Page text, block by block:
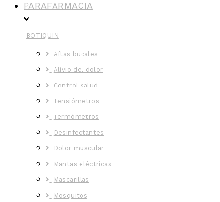
PARAFARMACIA
BOTIQUIN
Aftas bucales
Alivio del dolor
Control salud
Tensiómetros
Termómetros
Desinfectantes
Dolor muscular
Mantas eléctricas
Mascarillas
Mosquitos